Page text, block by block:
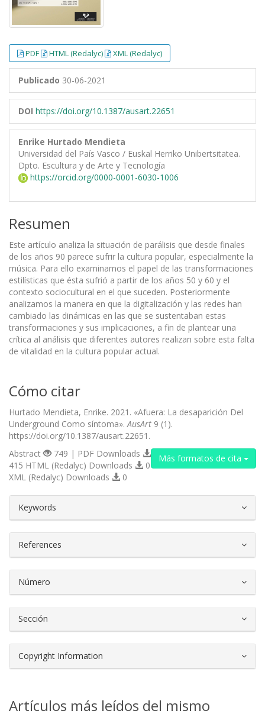
PDF HTML (Redalyc) XML (Redalyc)
Publicado 30-06-2021
DOI https://doi.org/10.1387/ausart.22651
Enrike Hurtado Mendieta
Universidad del País Vasco / Euskal Herriko Unibertsitatea.
Dpto. Escultura y de Arte y Tecnología
https://orcid.org/0000-0001-6030-1006
Resumen
Este artículo analiza la situación de parálisis que desde finales
de los años 90 parece sufrir la cultura popular, especialmente la
música. Para ello examinamos el papel de las transformaciones
estilísticas que ésta sufrió a partir de los años 50 y 60 y el
contexto sociocultural en el que suceden. Posteriormente
analizamos la manera en que la digitalización y las redes han
cambiado las dinámicas en las que se sustentaban estas
transformaciones y sus implicaciones, a fin de plantear una
crítica al análisis que diferentes autores realizan sobre esta falta
de vitalidad en la cultura popular actual.
Cómo citar
Hurtado Mendieta, Enrike. 2021. «Afuera: La desaparición Del
Underground Como síntoma». AusArt 9 (1).
https://doi.org/10.1387/ausart.22651.
Más formatos de cita
Abstract
749 | PDF Downloads
415 HTML (Redalyc) Downloads
0
XML (Redalyc) Downloads
0
Keywords
References
Número
Sección
Copyright Information
Artículos más leídos del mismo